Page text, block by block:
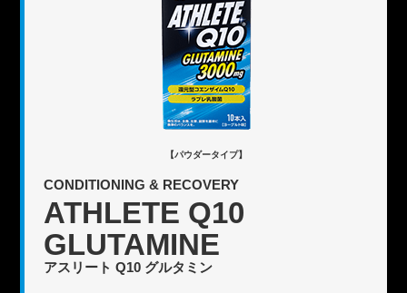
【パウダータイプ】
CONDITIONING & RECOVERY
ATHLETE Q10
GLUTAMINE
アスリート Q10 グルタミン